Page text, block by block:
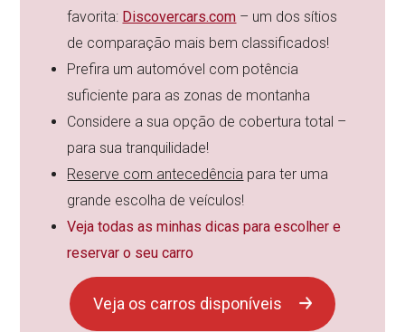
favorita: Discovercars.com – um dos sítios
de comparação mais bem classificados!
Prefira um automóvel com potência
suficiente para as zonas de montanha
Considere a sua opção de cobertura total –
para sua tranquilidade!
Reserve com antecedência para ter uma
grande escolha de veículos!
Veja todas as minhas dicas para escolher e
reservar o seu carro
Veja os carros disponíveis